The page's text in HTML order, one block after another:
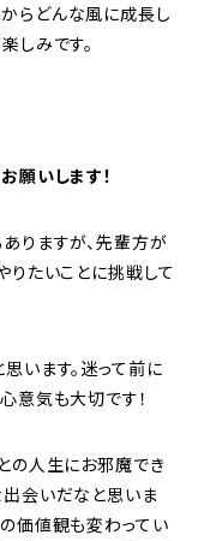
らどんな風に成長し
しみです。
願いします！
りますが、先輩方が
りたいことに挑戦して
います。迷って前に
意気も大切です！
の人生にお邪魔でき
出会いだなと思いま
価値観も変わってい